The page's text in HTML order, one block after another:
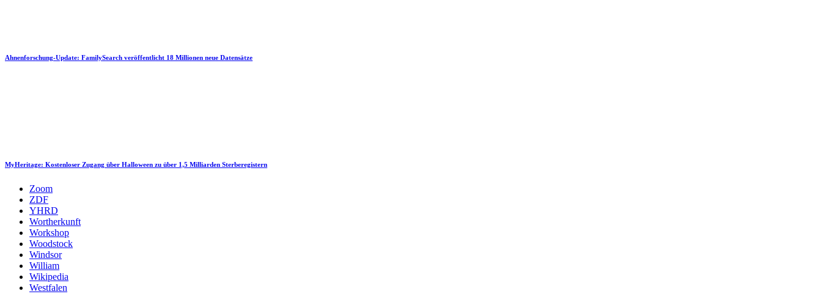
Ahnenforschung-Update: FamilySearch veröffentlicht 18 Millionen neue Datensätze
MyHeritage: Kostenloser Zugang über Halloween zu über 1,5 Milliarden Sterberegistern
Zoom
ZDF
YHRD
Wortherkunft
Workshop
Woodstock
Windsor
William
Wikipedia
Westfalen